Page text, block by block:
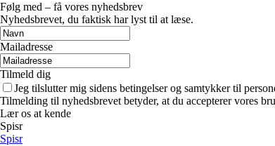
Følg med – få vores nyhedsbrev
Nyhedsbrevet, du faktisk har lyst til at læse.
Mailadresse
Tilmeld dig
Jeg tilslutter mig sidens betingelser og samtykker til
Tilmelding til nyhedsbrevet betyder, at du accepterer vores
Lær os at kende
Spisr
Spisr